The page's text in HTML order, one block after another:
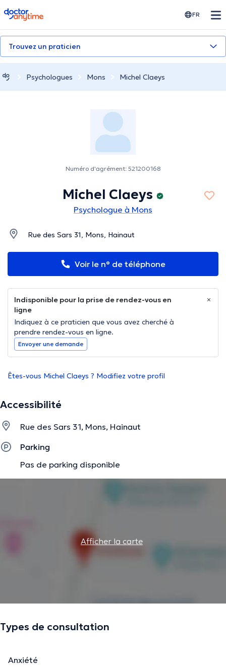
doctoranytime FR
Trouvez un praticien
Psychologues Mons Michel Claeys
Numéro d'agrément: 521200168
Michel Claeys
Psychologue à Mons
Rue des Sars 31, Mons, Hainaut
Voir le n° de téléphone
Indisponible pour la prise de rendez-vous en
ligne
Indiquez à ce praticien que vous avez cherché à
prendre rendez-vous en ligne.
Envoyer une demande
Êtes-vous Michel Claeys ? Modifiez votre profil
Accessibilité
Rue des Sars 31, Mons, Hainaut
Parking
Pas de parking disponible
Afficher la carte
Types de consultation
Anxiété